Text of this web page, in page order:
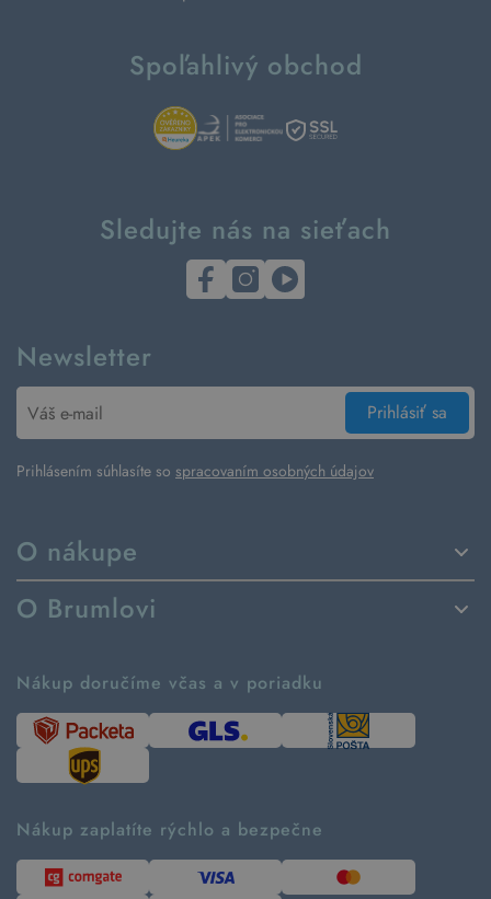
O nákupe
Spôsoby dodania a platby
Vrátenie tovaru a reklamácia
Návod ako nakupovať
Tabuľka veľkostí
Predávané značky
Kontakt
O Brumlovi
Ako tvoríme second hand
Časté otázky
Kde pomáhame
Udržateľnosť
Blog
Pre médiá
Spoľahlivý obchod
Sledujte nás na sieťach
Newsletter
Prihlásiť sa
Prihlásením súhlasíte so spracovaním osobných údajov
Nákup doručíme včas a v poriadku
Nákup zaplatíte rýchlo a bezpečne